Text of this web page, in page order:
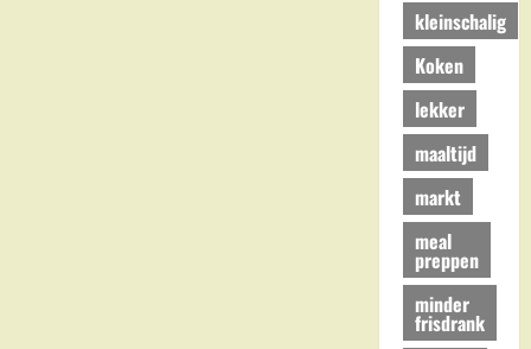
kleinschalig
Koken
lekker
maaltijd
markt
meal
preppen
minder
frisdrank